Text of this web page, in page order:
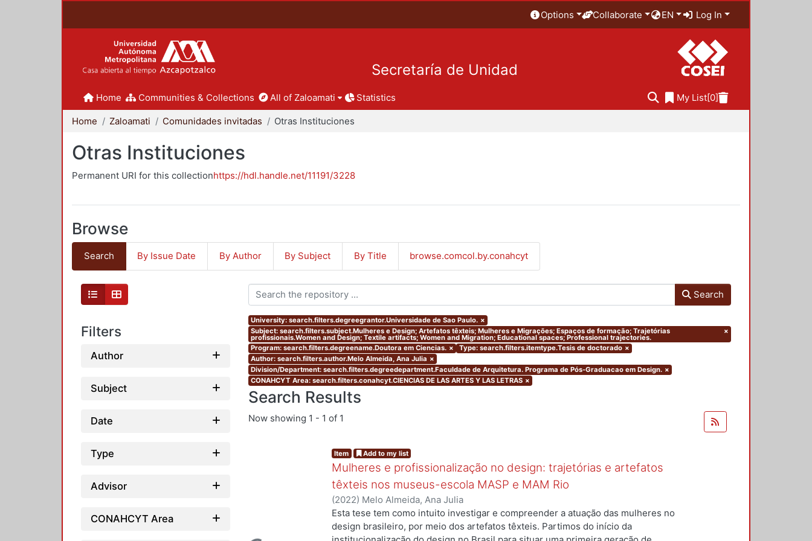
Options Collaborate EN Log In
Secretaría de Unidad
Home Communities & Collections All of Zaloamati Statistics My List[0]
Home Zaloamati Comunidades invitadas Otras Instituciones
Otras Instituciones
Permanent URI for this collectionhttps://hdl.handle.net/11191/3228
Browse
Search By Issue Date By Author By Subject By Title browse.comcol.by.conahcyt
Filters
Author
Subject
Date
Type
Advisor
CONAHCYT Area
Search
University: search.filters.degreegrantor.Universidade de Sao Paulo. ×
Subject: search.filters.subject.Mulheres e Design; Artefatos têxteis; Mulheres e Migrações; Espaços de formação; Trajetórias
profissionais.Women and Design; Textile artifacts; Women and Migration; Educational spaces; Professional trajectories.
×
Program: search.filters.degreename.Doutora em Ciencias. × Type: search.filters.itemtype.Tesis de doctorado ×
Author: search.filters.author.Melo Almeida, Ana Julia ×
Division/Department: search.filters.degreedepartment.Faculdade de Arquitetura. Programa de Pós-Graduacao em Design. ×
CONAHCYT Area: search.filters.conahcyt.CIENCIAS DE LAS ARTES Y LAS LETRAS ×
Search Results
Now showing 1 - 1 of 1
Item Add to my list
Mulheres e profissionalização no design: trajetórias e artefatos
têxteis nos museus-escola MASP e MAM Rio
(2022) Melo Almeida, Ana Julia
Esta tese tem como intuito investigar e compreender a atuação das mulheres no
design brasileiro, por meio dos artefatos têxteis. Partimos do início da